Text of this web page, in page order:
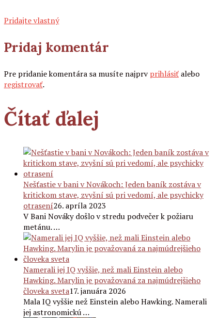
Pridajte vlastný
Pridaj komentár
Pre pridanie komentára sa musíte najprvprihlásiť alebo
registrovať.
Čítať ďalej
Nešťastie v bani v Novákoch: Jeden baník zostáva v
kritickom stave, zvyšní sú pri vedomí, ale psychicky
otrasení26. apríla 2023
V Bani Nováky došlo v stredu podvečer k požiaru
metánu. …
Namerali jej IQ vyššie, než mali Einstein alebo
Hawking. Marylin je považovaná za najmúdrejšieho
človeka sveta17. januára 2026
Mala IQ vyššie než Einstein alebo Hawking. Namerali
jej astronomickú …